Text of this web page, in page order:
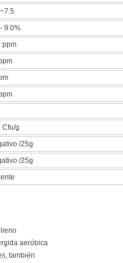
9.0%
ppm
Cfu/g
/25g
/25g
aeróbica
también